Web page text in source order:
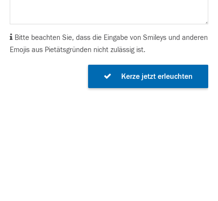
Bitte beachten Sie, dass die Eingabe von Smileys und anderen
Emojis aus Pietätsgründen nicht zulässig ist.
Kerze jetzt erleuchten